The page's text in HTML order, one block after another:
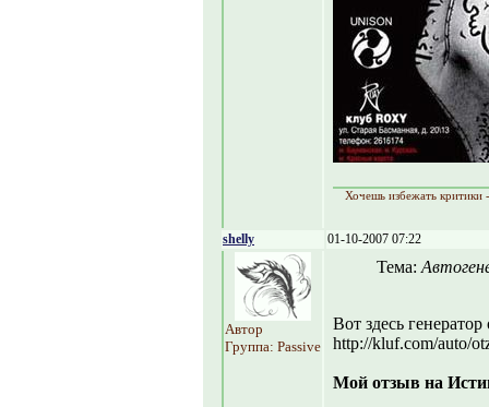
Хочешь избежать критики
shelly 01-10-2007 07:22
Автор
Группа: Passive
Тема:
Вот здесь
http://kluf.com/auto/
Мой отзыв на